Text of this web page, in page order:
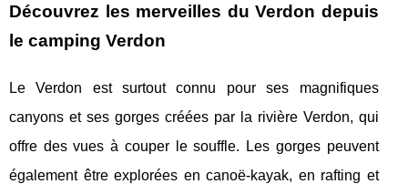
Découvrez les merveilles du Verdon depuis
le camping Verdon
Le Verdon est surtout connu pour ses magnifiques
canyons et ses gorges créées par la rivière Verdon, qui
offre des vues à couper le souffle. Les gorges peuvent
également être explorées en canoë-kayak, en rafting et